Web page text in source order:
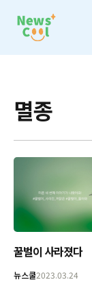
멸종
꿀벌이 사라졌다
뉴스쿨2023.03.24